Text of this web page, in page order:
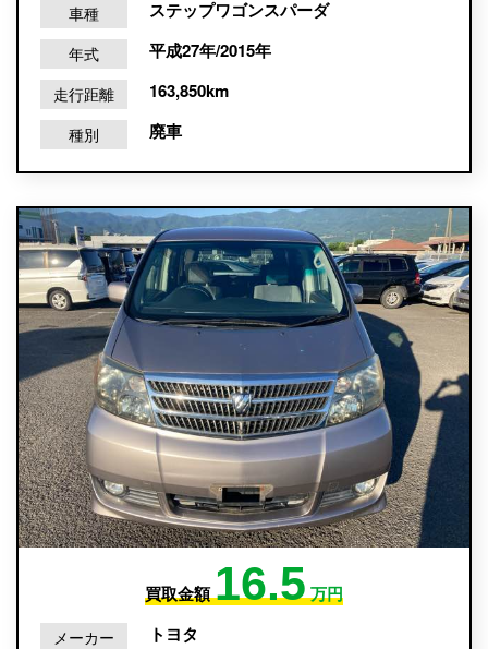
車種 ステップワゴンスパーダ
年式 平成27年/2015年
走行距離 163,850km
種別 廃車
買取金額16.5万円
メーカー トヨタ